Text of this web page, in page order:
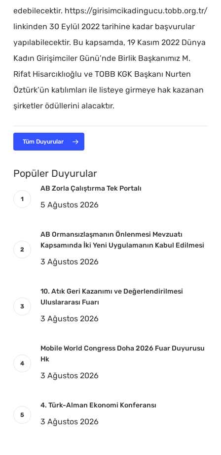
edebilecektir. https://girisimcikadingucu.tobb.org.tr/
linkinden 30 Eylül 2022 tarihine kadar başvurular
yapılabilecektir. Bu kapsamda, 19 Kasım 2022 Dünya
Kadın Girişimciler Günü’nde Birlik Başkanımız M.
Rifat Hisarcıklıoğlu ve TOBB KGK Başkanı Nurten
Öztürk’ün katılımları ile listeye girmeye hak kazanan
şirketler ödüllerini alacaktır.
Tüm Duyurular
Popüler Duyurular
AB Zorla Çalıştırma Tek Portalı
5 Ağustos 2026
AB Ormansızlaşmanın Önlenmesi Mevzuatı
Kapsamında İki Yeni Uygulamanın Kabul Edilmesi
3 Ağustos 2026
10. Atık Geri Kazanımı ve Değerlendirilmesi
Uluslararası Fuarı
3 Ağustos 2026
Mobile World Congress Doha 2026 Fuar Duyurusu
Hk
3 Ağustos 2026
4. Türk-Alman Ekonomi Konferansı
3 Ağustos 2026